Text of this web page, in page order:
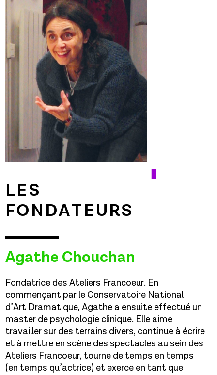
LES
FONDATEURS
Agathe Chouchan
Fondatrice des Ateliers Francoeur. En
commençant par le Conservatoire National
d’Art Dramatique, Agathe a ensuite effectué un
master de psychologie clinique. Elle aime
travailler sur des terrains divers, continue à écrire
et à mettre en scène des spectacles au sein des
Ateliers Francoeur, tourne de temps en temps
(en temps qu’actrice) et exerce en tant que